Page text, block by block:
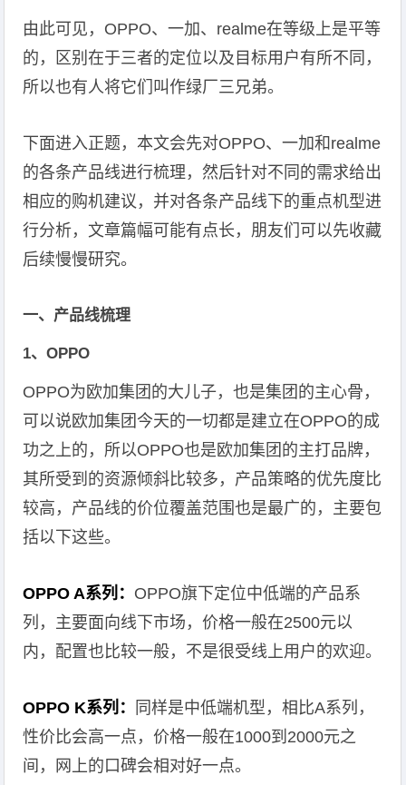
由此可见，OPPO、一加、realme在等级上是平等
的，区别在于三者的定位以及目标用户有所不同，
所以也有人将它们叫作绿厂三兄弟。
下面进入正题，本文会先对OPPO、一加和realme
的各条产品线进行梳理，然后针对不同的需求给出
相应的购机建议，并对各条产品线下的重点机型进
行分析，文章篇幅可能有点长，朋友们可以先收藏
后续慢慢研究。
一、产品线梳理
1、OPPO
OPPO为欧加集团的大儿子，也是集团的主心骨，
可以说欧加集团今天的一切都是建立在OPPO的成
功之上的，所以OPPO也是欧加集团的主打品牌，
其所受到的资源倾斜比较多，产品策略的优先度比
较高，产品线的价位覆盖范围也是最广的，主要包
括以下这些。
OPPO A系列： OPPO旗下定位中低端的产品系
列，主要面向线下市场，价格一般在2500元以
内，配置也比较一般，不是很受线上用户的欢迎。
OPPO K系列：
同样是中低端机型，相比A系列，
性价比会高一点，价格一般在1000到2000元之
间，网上的口碑会相对好一点。